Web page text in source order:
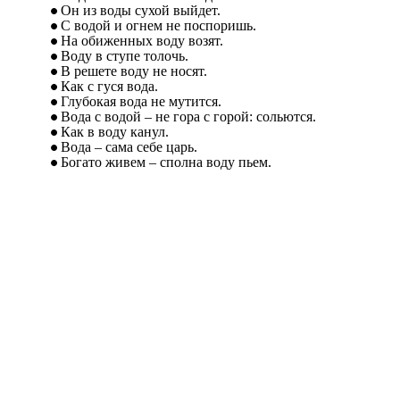
Он из воды сухой выйдет.
С водой и огнем не поспоришь.
На обиженных воду возят.
Воду в ступе толочь.
В решете воду не носят.
Как с гуся вода.
Глубокая вода не мутится.
Вода с водой – не гора с горой: сольются.
Как в воду канул.
Вода – сама себе царь.
Богато живем – сполна воду пьем.